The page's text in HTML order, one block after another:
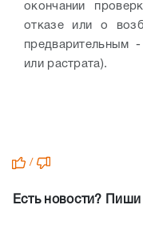
окончании
отказе или о
предварительным
или растрата).
/
Есть новости?